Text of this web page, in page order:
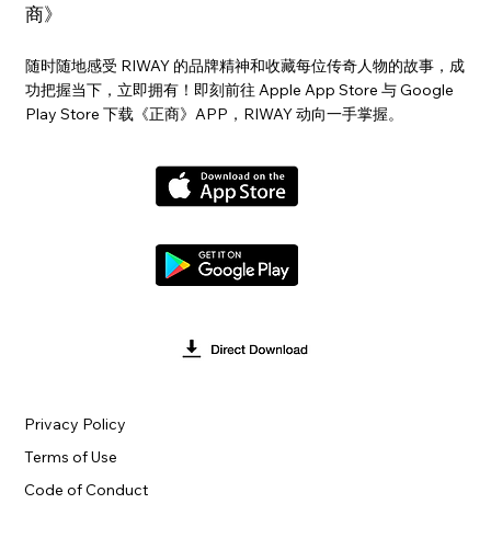
商》
随时随地感受 RIWAY 的品牌精神和收藏每位传奇人物的故事，成
功把握当下，立即拥有！即刻前往 Apple App Store 与 Google
Play Store 下载《正商》APP，RIWAY 动向一手掌握。
Terms of Use
Privacy Policy
Code of Conduct